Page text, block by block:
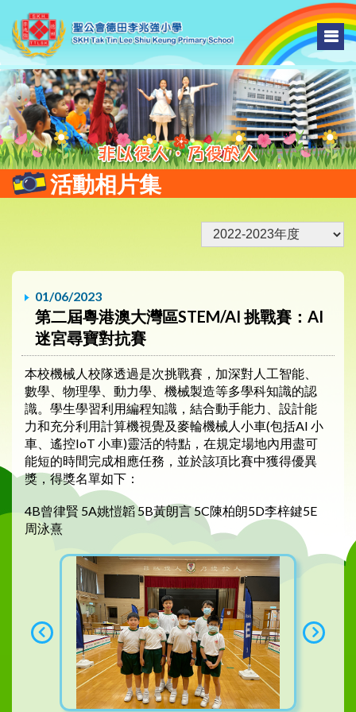
活動相片集
01/06/2023
第二屆粵港澳大灣區STEM/AI 挑戰賽：AI
迷宮尋寶對抗賽
本校機械人校隊透過是次挑戰賽，加深對人工智能、
數學、物理學、動力學、機械製造等多學科知識的認
識。學生學習利用編程知識，結合動手能力、設計能
力和充分利用計算機視覺及麥輪機械人小車(包括AI 小
車、遙控IoT 小車)靈活的特點，在規定場地內用盡可
能短的時間完成相應任務，並於該項比賽中獲得優異
獎，得獎名單如下：
4B曾律賢 5A姚愷韜 5B黃朗言 5C陳柏朗5D李梓鍵5E
周泳熹